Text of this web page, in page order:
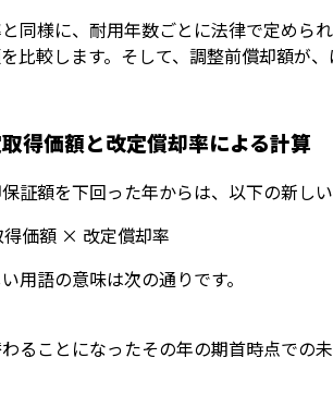
と同様に、耐用年数ごとに法律で定め
比較します。そして、調整前償却額が
得価額と改定償却率による計算
証額を下回った年からは、以下の新し
価額 × 改定償却率
用語の意味は次の通りです。
ることになったその年の期首時点での